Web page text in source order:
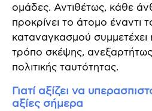
ομάδες. Αντιθέτως, κάθε
προκρίνει το άτομο έναντι
καταναγκασμού συμμετέχει
τρόπο σκέψης,
πολιτικής ταυτότητας.
Γιατί αξίζει να
αξίες σήμερα